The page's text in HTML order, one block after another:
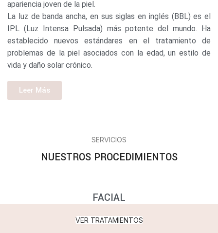
apariencia joven de la piel.
La luz de banda ancha, en sus siglas en inglés (BBL) es el
IPL (Luz Intensa Pulsada) más potente del mundo. Ha
establecido nuevos estándares en el tratamiento de
problemas de la piel asociados con la edad, un estilo de
vida y daño solar crónico.
Leer Más
SERVICIOS
NUESTROS PROCEDIMIENTOS
FACIAL
VER TRATAMIENTOS